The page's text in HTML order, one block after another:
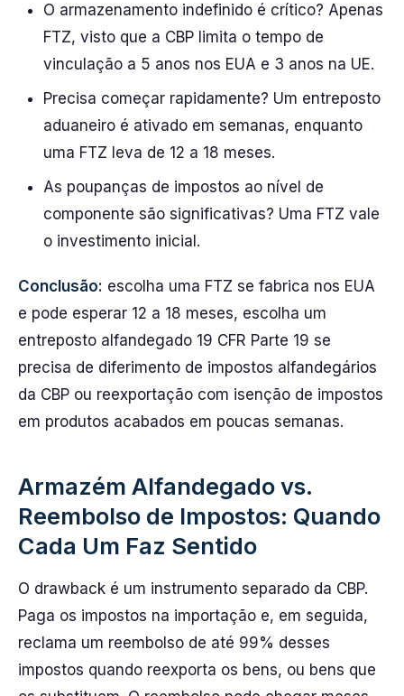
O armazenamento indefinido é crítico? Apenas
FTZ, visto que a CBP limita o tempo de
vinculação a 5 anos nos EUA e 3 anos na UE.
Precisa começar rapidamente? Um entreposto
aduaneiro é ativado em semanas, enquanto
uma FTZ leva de 12 a 18 meses.
As poupanças de impostos ao nível de
componente são significativas? Uma FTZ vale
o investimento inicial.
Conclusão: escolha uma FTZ se fabrica nos EUA
e pode esperar 12 a 18 meses, escolha um
entreposto alfandegado 19 CFR Parte 19 se
precisa de diferimento de impostos alfandegários
da CBP ou reexportação com isenção de impostos
em produtos acabados em poucas semanas.
Armazém Alfandegado vs.
Reembolso de Impostos: Quando
Cada Um Faz Sentido
O drawback é um instrumento separado da CBP.
Paga os impostos na importação e, em seguida,
reclama um reembolso de até 99% desses
impostos quando reexporta os bens, ou bens que